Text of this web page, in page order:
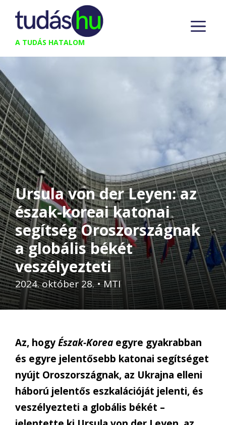
Kilépés
tartalomba
A TUDÁS HATALOM
Ursula von der Leyen: az
észak-koreai katonai
segítség Oroszországnak
a globális békét
veszélyezteti
2024. október 28.•MTI
Az, hogyÉszak-Korea egyre gyakrabban
és egyre jelentősebb katonai segítséget
nyújt Oroszországnak, az Ukrajna elleni
háború jelentős eszkalációját jelenti, és
veszélyezteti a globális békét –